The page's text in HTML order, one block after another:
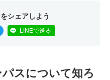
シェアしよう
LINEで送る
スについて知ろ